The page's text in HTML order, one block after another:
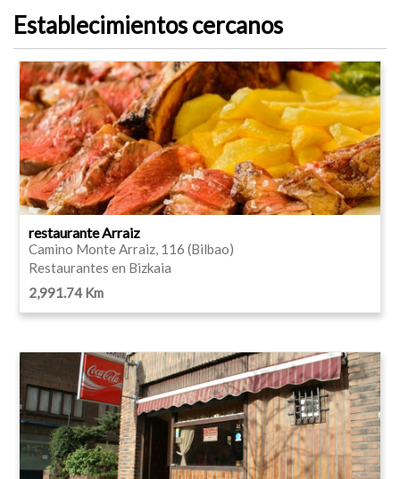
Establecimientos cercanos
restaurante Arraiz
Camino Monte Arraiz, 116 (Bilbao)
Restaurantes en Bizkaia
2,991.74 Km